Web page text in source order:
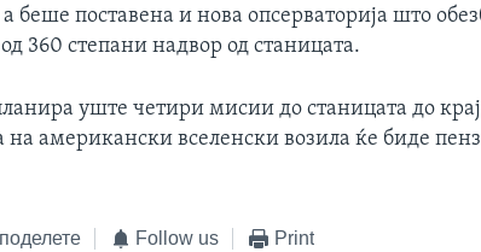
а беше поставена и нова опсерваторија што
360 степани надвор од станицата.
уште четири мисии до станицата до
на американски вселенски возила ќе биде
Follow us Print